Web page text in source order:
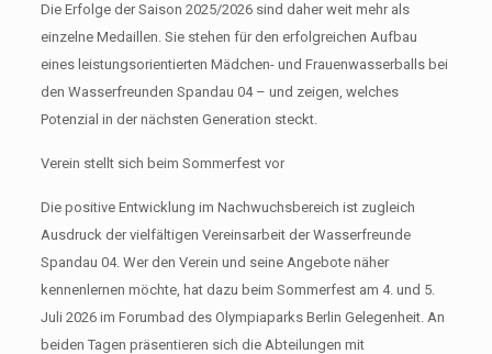
Die Erfolge der Saison 2025/2026 sind daher weit mehr als
einzelne Medaillen. Sie stehen für den erfolgreichen Aufbau
eines leistungsorientierten Mädchen- und Frauenwasserballs bei
den Wasserfreunden Spandau 04 – und zeigen, welches
Potenzial in der nächsten Generation steckt.
Verein stellt sich beim Sommerfest vor
Die positive Entwicklung im Nachwuchsbereich ist zugleich
Ausdruck der vielfältigen Vereinsarbeit der Wasserfreunde
Spandau 04. Wer den Verein und seine Angebote näher
kennenlernen möchte, hat dazu beim Sommerfest am 4. und 5.
Juli 2026 im Forumbad des Olympiaparks Berlin Gelegenheit. An
beiden Tagen präsentieren sich die Abteilungen mit